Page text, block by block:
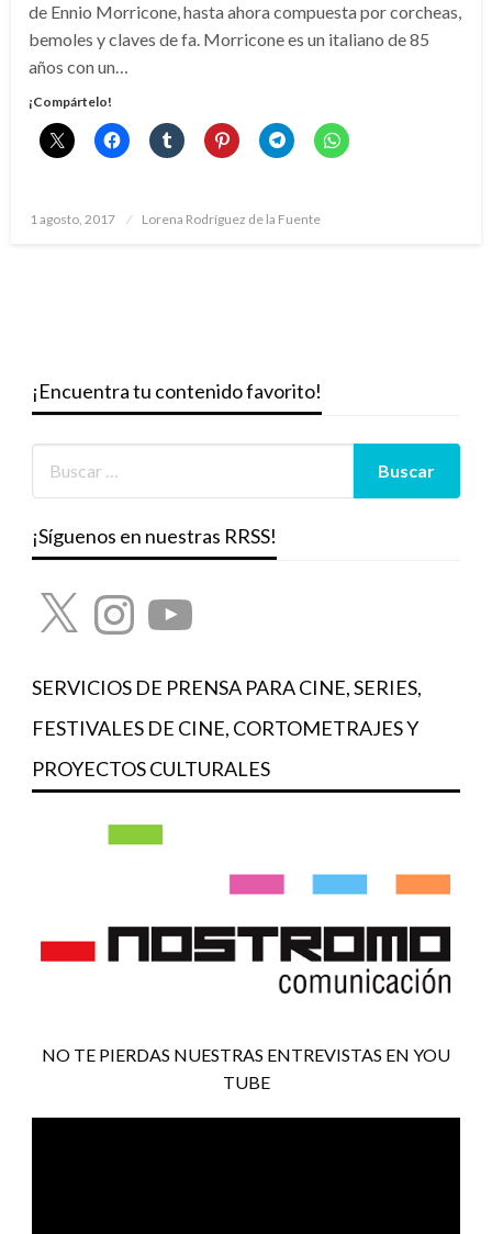
de Ennio Morricone, hasta ahora compuesta por corcheas,
bemoles y claves de fa. Morricone es un italiano de 85
años con un…
¡Compártelo!
Publicado
1 agosto, 2017 Lorena Rodríguez de la Fuente
¡Encuentra tu contenido favorito!
¡Síguenos en nuestras RRSS!
X InstagramYouTube
SERVICIOS DE PRENSA PARA CINE, SERIES,
FESTIVALES DE CINE, CORTOMETRAJES Y
PROYECTOS CULTURALES
NO TE PIERDAS NUESTRAS ENTREVISTAS EN YOU
TUBE